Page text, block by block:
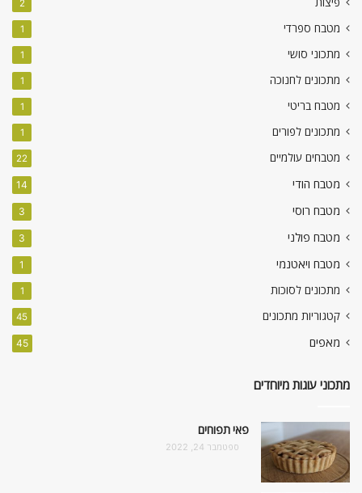
2
מטבח ספרדי 1
מתכוני סושי 1
מתכונים לחנוכה 1
מטבח בריטי 1
מתכונים לפורים 1
מטבחים עולמיים 22
מטבח הודי 14
מטבח רוסי 3
מטבח פולני 3
מטבח ויאטנמי 1
מתכונים לסוכות 1
קטגוריות מתכונים 45
מאפים 45
מתכוני עוגות מיוחדים
פאי תפוחים
ספטמבר 24, 2022